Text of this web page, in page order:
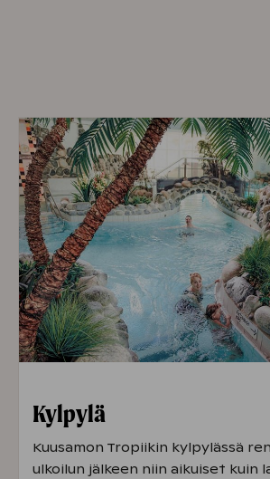
Kylpylä
Kuusamon Tropiikin kylpylässä
ulkoilun jälkeen niin aikuiset kuin